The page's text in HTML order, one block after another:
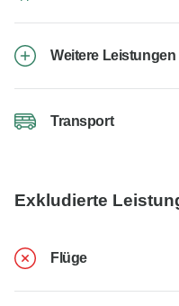
Weitere Leistungen
Transport
Exkludierte
Flüge